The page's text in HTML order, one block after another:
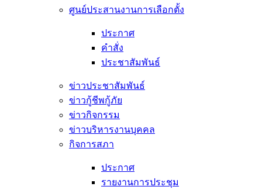
ศูนย์ประสานงานการเลือกตั้ง
ประกาศ
คำสั่ง
ประชาสัมพันธ์
ข่าวประชาสัมพันธ์
ข่าวกู้ชีพกู้ภัย
ข่าวกิจกรรม
ข่าวบริหารงานบุคคล
กิจการสภา
ประกาศ
รายงานการประชุม